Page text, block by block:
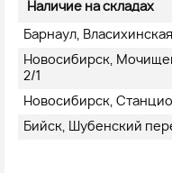
Наличие на складах
Барнаул,
Новосибирск,
2/1
Новосибирск,
Бийск, Шубенский